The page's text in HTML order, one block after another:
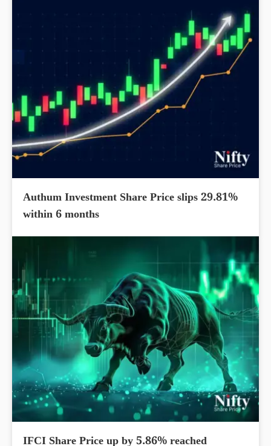
Authum Investment Share Price slips 29.81%
within 6 months
IFCI Share Price up by 5.86% reached